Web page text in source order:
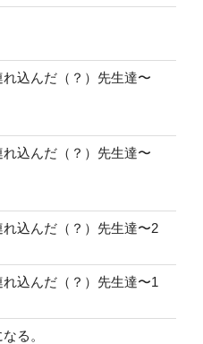
込んだ（？）先生達〜
込んだ（？）先生達〜
込んだ（？）先生達〜2
込んだ（？）先生達〜1
る。